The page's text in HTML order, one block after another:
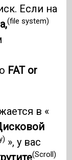
Если на
(file system)
FAT or
в «
», у вас
(Scroll)